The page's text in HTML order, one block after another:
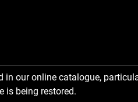
our online catalogue,
is being restored.